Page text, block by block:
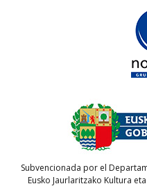
Subvencionada por el
Eusko Jaurlaritzako Kultura